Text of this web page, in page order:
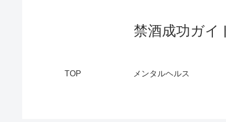
禁酒成功ガイ
TOP メンタルヘルス